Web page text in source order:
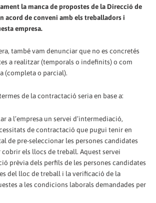
la manca de propostes de la Direcció de
acord de conveni amb els treballadors i
empresa.
també vam denunciar que no es concretés
a realitzar (temporals o indefinits) o com
(completa o parcial).
de la contractació seria en base a:
a l’empresa un servei d’intermediació,
de contractació que pugui tenir en
de pre-seleccionar les persones candidates
cobrir els llocs de treball. Aquest servei
prèvia dels perfils de les persones candidates
del lloc de treball i la verificació de la
a les condicions laborals demandades per